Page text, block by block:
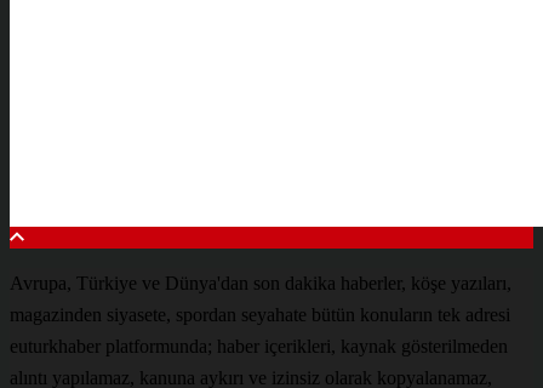
Avrupa, Türkiye ve Dünya'dan son dakika haberler, köşe yazıları,
magazinden siyasete, spordan seyahate bütün konuların tek adresi
euturkhaber platformunda; haber içerikleri, kaynak gösterilmeden
alıntı yapılamaz, kanuna aykırı ve izinsiz olarak kopyalanamaz,